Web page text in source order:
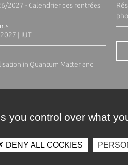
2027 - Calendrier des rentrées
| IUT
in Quantum Matter and
you control over what
DENY ALL COOKIES